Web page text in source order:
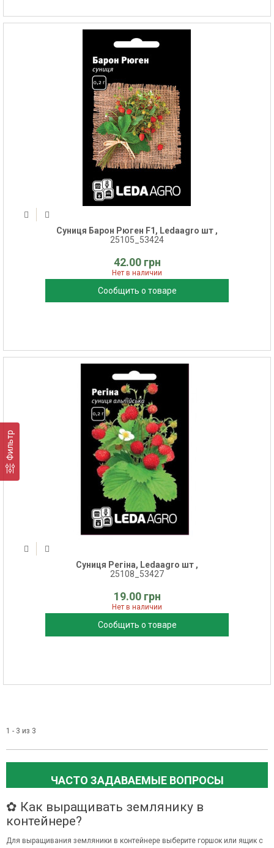
Фильтр
Суниця Барон Рюген F1, Ledaagro шт ,
25105_53424
42.00 грн
Нет в наличии
Сообщить о товаре
Суниця Регіна, Ledaagro шт ,
25108_53427
19.00 грн
Нет в наличии
Сообщить о товаре
1 - 3 из 3
ЧАСТО ЗАДАВАЕМЫЕ ВОПРОСЫ
✿ Как выращивать землянику в
контейнере?
Для выращивания земляники в контейнере выберите горшок или ящик с